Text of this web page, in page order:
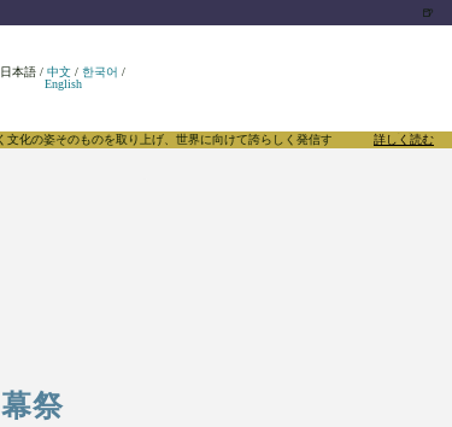
🍺
日本語 /中文 /한국어 /
English
取り上げ、世界に向けて誇らしく発信することで、東方Projectのみならず
詳しく読む
祭